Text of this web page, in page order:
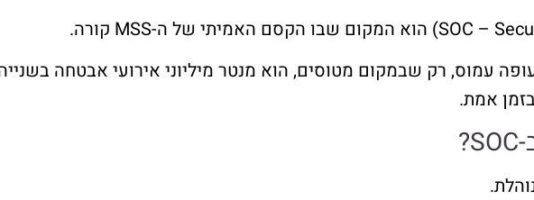
עמוס, רק שבמקום מטוסים, הוא מנטר מיליוני אירועי אבטחה
אמת.